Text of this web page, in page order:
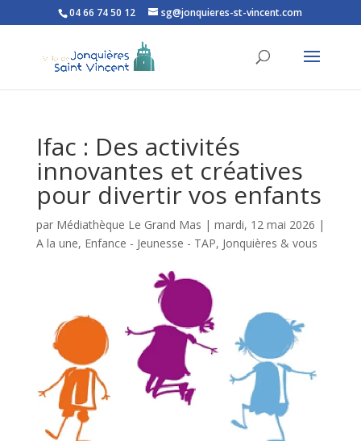
Ouvrir la barre d’outils
04 66 74 50 12 sg@jonquieres-st-vincent.com
Ifac : Des activités
innovantes et créatives
pour divertir vos enfants
par Médiathèque Le Grand Mas | mardi, 12 mai 2026 |
A la une, Enfance - Jeunesse - TAP, Jonquières & vous